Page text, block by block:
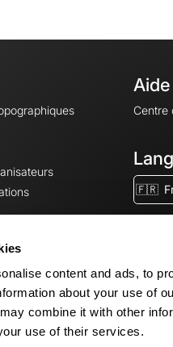
content and ads, to
about your use of
combine it with other
use of their services.
Aide
Centre
🇫🇷